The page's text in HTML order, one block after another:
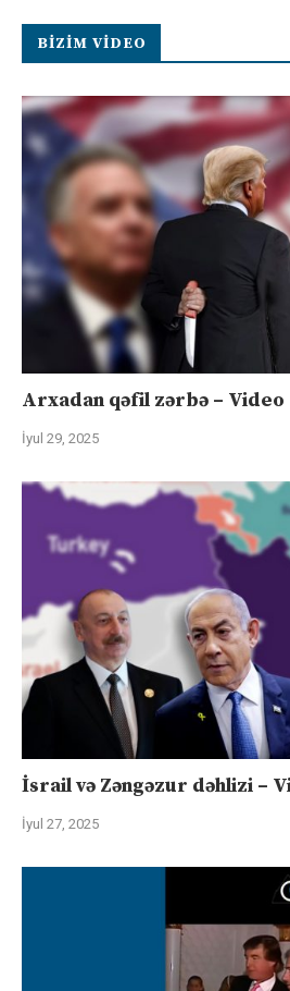
BIZIM VIDEO
Arxadan qəfil zərbə – Video
İyul 29, 2025
İsrail və Zəngəzur dəhlizi –
İyul 27, 2025